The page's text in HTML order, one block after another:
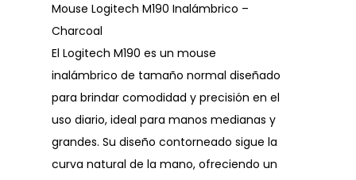
Mouse Logitech M190 Inalámbrico –
Charcoal
El Logitech M190 es un mouse
inalámbrico de tamaño normal diseñado
para brindar comodidad y precisión en el
uso diario, ideal para manos medianas y
grandes. Su diseño contorneado sigue la
curva natural de la mano, ofreciendo un